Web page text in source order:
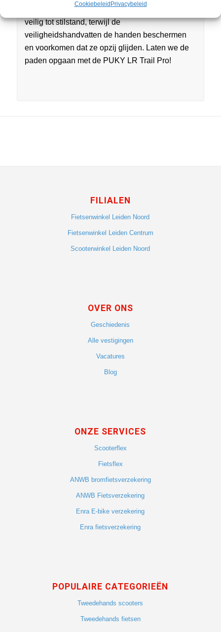
Cookiebeleid Privacybeleid
kindvriendelijk remsysteem brengt het voertuig
veilig tot stilstand, terwijl de
veiligheidshandvatten de handen beschermen
en voorkomen dat ze opzij glijden. Laten we de
paden opgaan met de PUKY LR Trail Pro!
FILIALEN
Fietsenwinkel Leiden Noord
Fietsenwinkel Leiden Centrum
Scooterwinkel Leiden Noord
OVER ONS
Geschiedenis
Alle vestigingen
Vacatures
Blog
ONZE SERVICES
Scooterflex
Fietsflex
ANWB bromfietsverzekering
ANWB Fietsverzekering
Enra E-bike verzekering
Enra fietsverzekering
POPULAIRE CATEGORIEËN
Tweedehands scooters
Tweedehands fietsen